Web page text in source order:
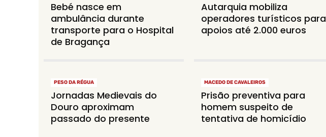
Bebé nasce em
ambulância durante
transporte para o Hospital
de Bragança
Autarquia mobiliza
operadores turísticos para
apoios até 2.000 euros
PESO DA RÉGUA
Jornadas Medievais do
Douro aproximam
passado do presente
MACEDO DE CAVALEIROS
Prisão preventiva para
homem suspeito de
tentativa de homicídio